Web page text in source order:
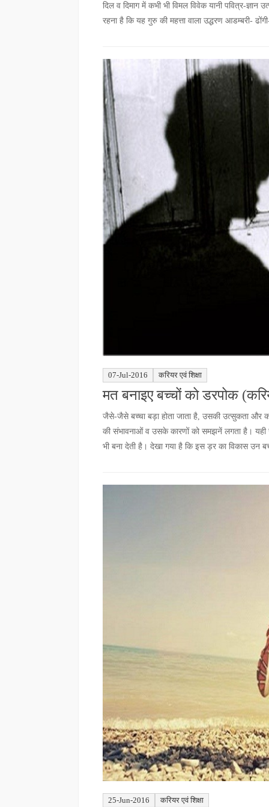
दिल व दिमाग में कभी भी विमल विवेक यानी पवित्र-
रहना है कि यह गुरु की महत्ता वाला उद्धरण आडम्बरी-
07-Jul-2016 करियर एवं शिक्षा
मत बनाइए बच्चों को डरपोक
जैसे-जैसे बच्चा बड़ा होता जाता है, उसकी उत्सुकता और
की संभावनाओं व उसके कारणों को समझनें लगता है।
भी बना देती है। देखा गया है कि इस ड़र का विकास उन
25-Jun-2016 करियर एवं शिक्षा